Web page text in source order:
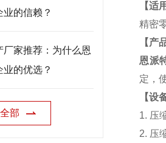
的信赖？
家推荐：为什么恩
的优选？
部
【适
精密
【产
恩派
定，
【设
1. 压
2. 压